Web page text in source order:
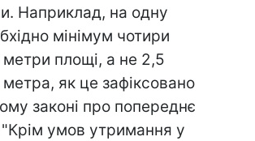
Наприклад, на одну
мінімум чотири
площі, а не 2,5
як це зафіксовано
законі про попереднє
умов утримання у